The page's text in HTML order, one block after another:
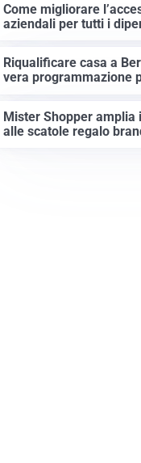
Come migliorare
aziendali per tutti i
Riqualificare casa a
vera programmazione
Mister Shopper amplia
alle scatole regalo